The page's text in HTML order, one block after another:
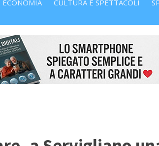
ECONOMIA CULTURA E SPETTACOLI